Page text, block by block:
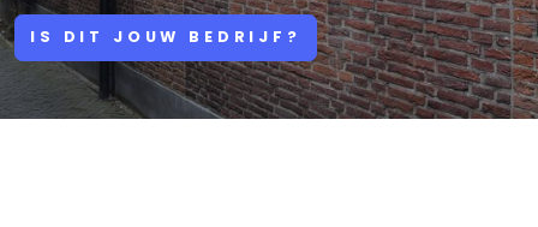
IS DIT JOUW BEDRIJF?